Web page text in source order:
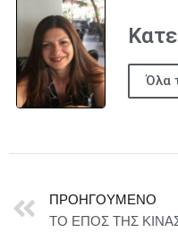
Όλα
ΠΡΟΗΓΟΎΜΕΝΟ